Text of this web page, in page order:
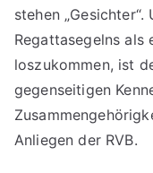
stehen
Regattasegelns als
loszukommen, ist
gegenseitigen
Anliegen der RVB.